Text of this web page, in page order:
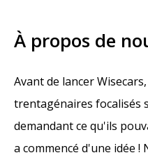
À propos de
Avant de lancer
trentagénaires focalisés
demandant ce qu'ils
a commencé d'une idée